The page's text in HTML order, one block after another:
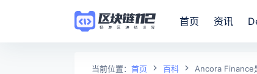
首页 资讯
当前位置： 首页 百科 Ancora Finance